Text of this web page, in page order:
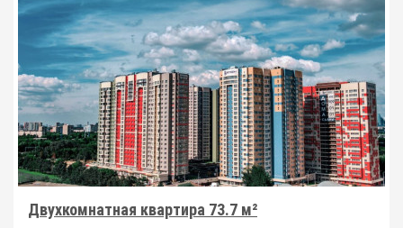
Двухкомнатная квартира 73.7 м²